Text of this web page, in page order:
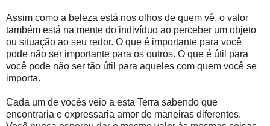
Assim como a beleza está nos olhos de quem vê, o valor
também está na mente do indivíduo ao perceber um objeto
ou situação ao seu redor. O que é importante para você
pode não ser importante para os outros. O que é útil para
você pode não ser tão útil para aqueles com quem você se
importa.
Cada um de vocês veio a esta Terra sabendo que
encontraria e expressaria amor de maneiras diferentes.